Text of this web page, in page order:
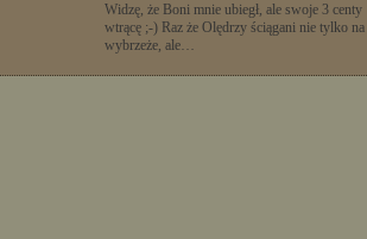
Widzę, że Boni mnie ubiegł, ale swoje 3 centy
wtrącę ;-) Raz że Olędrzy ściągani nie tylko na
wybrzeże, ale…